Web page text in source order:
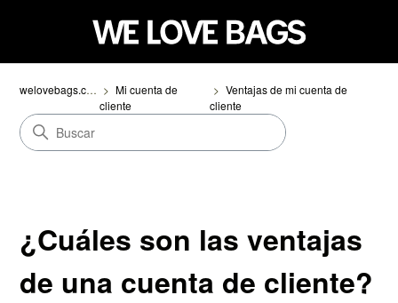
welovebags.com
Mi cuenta de
cliente
Ventajas de mi cuenta de
cliente
¿Cuáles son las ventajas
de una cuenta de cliente?